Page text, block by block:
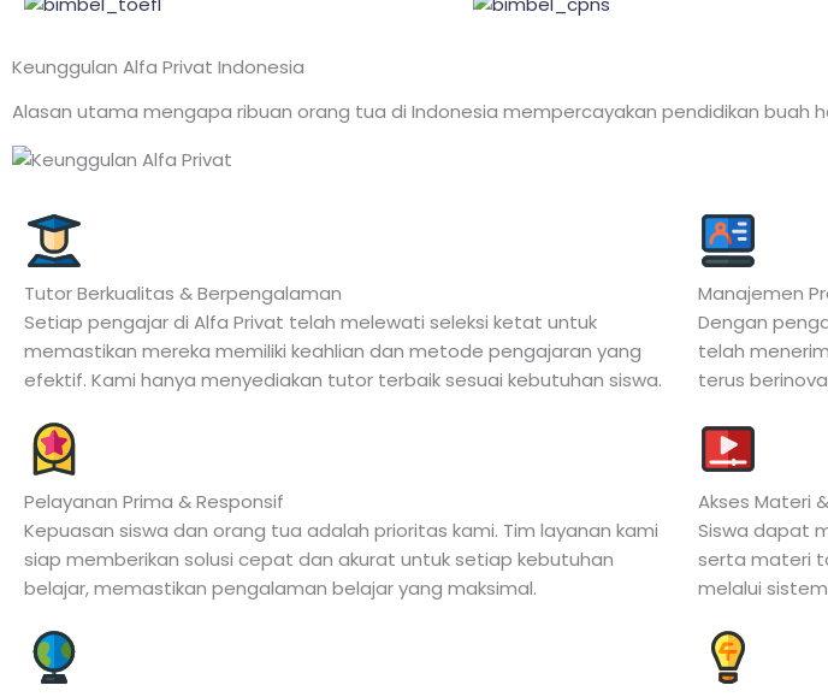
Keunggulan Alfa Privat Indonesia
Alasan utama mengapa ribuan orang tua di Indonesia mempercayakan pendidikan buah
Tutor Berkualitas & Berpengalaman
Setiap pengajar di Alfa Privat telah melewati seleksi ketat untuk
memastikan mereka memiliki keahlian dan metode pengajaran yang
efektif. Kami hanya menyediakan tutor terbaik sesuai kebutuhan siswa.
Pelayanan Prima & Responsif
Kepuasan siswa dan orang tua adalah prioritas kami. Tim layanan kami
siap memberikan solusi cepat dan akurat untuk setiap kebutuhan
belajar, memastikan pengalaman belajar yang maksimal.
Manajemen
Dengan
telah
terus
Akses Materi
Siswa dapat
serta materi
melalui